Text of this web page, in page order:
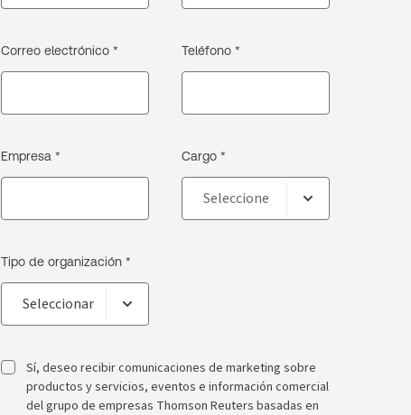
Correo electrónico * Teléfono *
Empresa * Cargo *
Tipo de organización *
Sí, deseo recibir comunicaciones de marketing sobre
productos y servicios, eventos e información comercial
del grupo de empresas Thomson Reuters basadas en